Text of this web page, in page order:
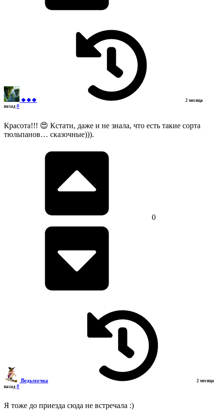
🍀🍀🍀
2 месяца
назад #
Красота!!! 😍 Кстати, даже и не знала, что есть такие сорта
тюльпанов… сказочные))).
0
Ведьмочка
2 месяца
назад #
Я тоже до приезда сюда не встречала :)